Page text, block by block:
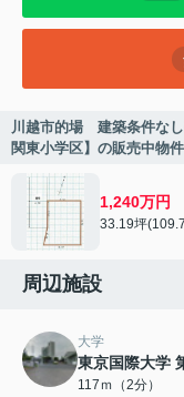
川越市的場 建築条件な
関東小学区】の販売中物件
1,240万円
33.19坪
周辺施設
大学
東京国際大学
117ｍ（2分）